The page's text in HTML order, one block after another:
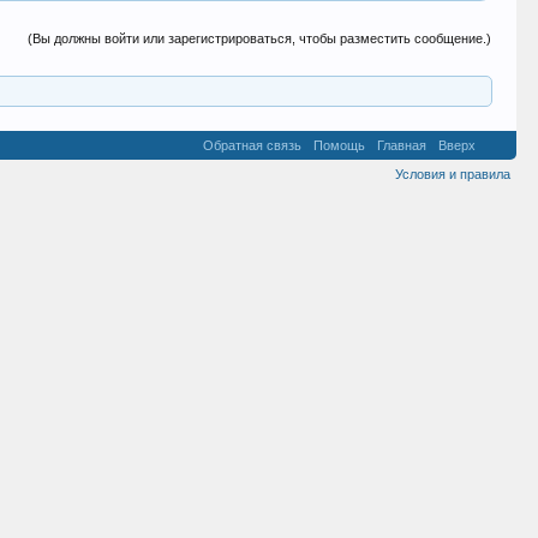
(Вы должны войти или зарегистрироваться, чтобы разместить сообщение.)
Обратная связь Помощь Главная
Вверх
Условия и правила